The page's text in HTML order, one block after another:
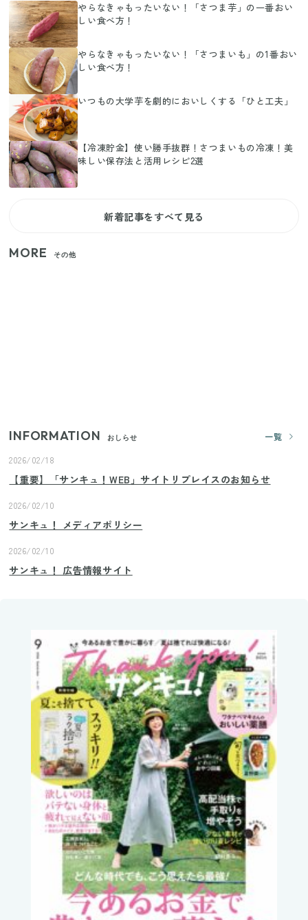
やらなきゃもったいない！「さつま芋」の一番おい
しい食べ方！
やらなきゃもったいない！「さつまいも」の1番おい
しい食べ方！
いつもの大学芋を劇的においしくする「ひと工夫」
【冷凍貯金】使い勝手抜群！さつまいもの冷凍！美
味しい保存法と活用レシピ2選
新着記事をすべて見る
MORE その他
INFORMATION おしらせ
一覧
2026/02/18
【重要】「サンキュ！WEB」サイトリプレイスのお知らせ
2026/02/10
サンキュ！ メディアポリシー
2026/02/10
サンキュ！ 広告情報サイト